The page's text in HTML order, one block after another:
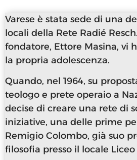
Varese è stata sede di una
locali della Rete Radié
fondatore, Ettore Masina, vi
la propria adolescenza.
Quando, nel 1964, su
teologo e prete operaio a
decise di creare una rete di
iniziative, una delle prime
Remigio Colombo, già suo
filosofia presso il locale Liceo